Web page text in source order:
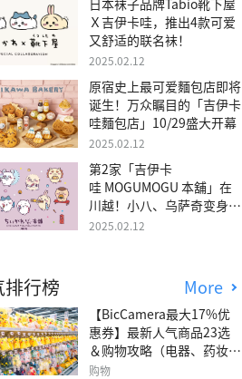
日本袜子品牌Tabio靴下屋
Ｘ吉伊卡哇，推出4款可爱
又舒适的联名袜！
2025.02.12
原宿史上最可爱麵包店即将
诞生！万众瞩目的「吉伊卡
哇麵包店」10/29盛大开幕
2025.02.12
第2家「吉伊卡
哇 MOGUMOGU 本舖」在
川越！小八、乌萨奇变身可
爱地瓜！
2025.02.12
行榜 More
【BicCamera最大17%优
惠券】最新人气商品23选
＆购物攻略（电器、药妆、
玩具等）
购物